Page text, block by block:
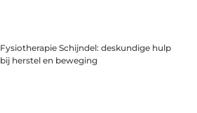
Fysiotherapie Schijndel: deskundige hulp
bij herstel en beweging